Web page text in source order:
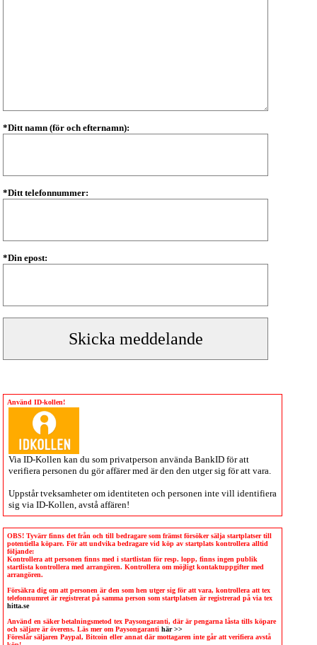
*Ditt namn (för och efternamn):
*Ditt telefonnummer:
*Din epost:
Använd ID-kollen!
Via ID-Kollen kan du som privatperson använda BankID för att
verifiera personen du gör affärer med är den den utger sig för att vara.
Uppstår tveksamheter om identiteten och personen inte vill identifiera
sig via ID-Kollen , avstå affären!
OBS! Tyvärr finns det från och till bedragare som främst försöker sälja startplatser till
potentiella köpare. För att undvika bedragare vid köp av startplats kontrollera alltid
följande:
Kontrollera att personen finns med i startlistan för resp. lopp, finns ingen publik
startlista kontrollera med arrangören. Kontrollera om möjligt kontaktuppgifter med
arrangören.
Försäkra dig om att personen är den som hen utger sig för att vara, kontrollera att tex
telefonnumret är registrerat på samma person som startplatsen är registrerad på via tex
hitta.se
Använd en säker betalningsmetod tex Paysongaranti, där är pengarna låsta tills köpare
och säljare är överens. Läs mer om Paysongaranti här >>
Föreslår säljaren Paypal, Bitcoin eller annat där mottagaren inte går att verifiera avstå